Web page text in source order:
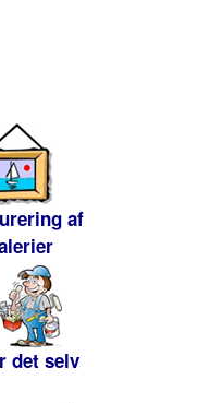
af
det selv